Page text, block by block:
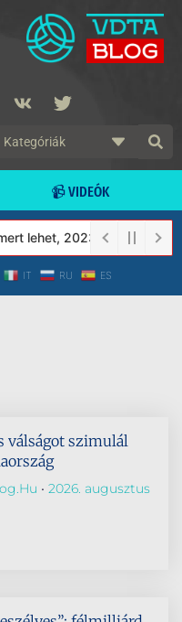
📹 VIDEÓK
2023-tól a Védett
IT RU ES
válságot szimulál
2026. augusztus